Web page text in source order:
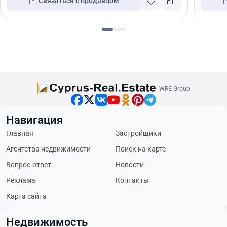
WRE Group
Навигация
Главная
Застройщики
Агентства недвижимости
Поиск на карте
Вопрос-ответ
Новости
Реклама
Контакты
Карта сайта
Недвижимость